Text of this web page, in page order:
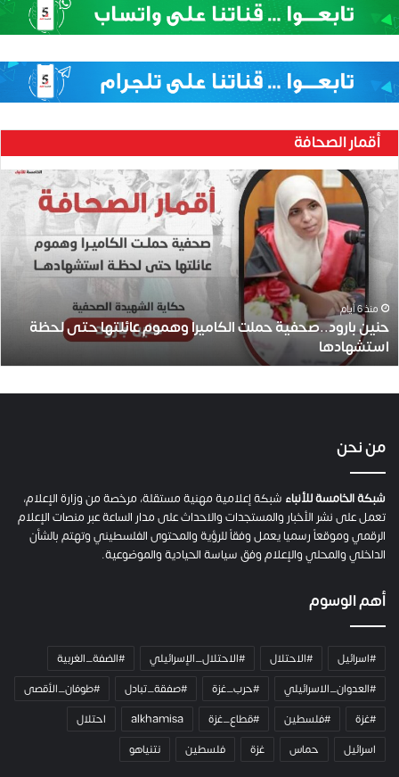
أقمار الصحافة
ح
ن
.
منذ 6 أيام
حنين بارود..صحفية حملت الكاميرا وهموم عائلتها حتى لحظة
استشهادها
من نحن
شبكة الخامسة للأنباء شبكة إعلامية مهنية مستقلة، مرخصة من وزارة الإعلام،
تعمل على نشر الأخبار والمستجدات والاحداث على مدار الساعة عبر منصات الإعلام
الرقمي وموقعاً رسميا يعمل وفقاً للرؤية والمحتوى الفلسطيني وتهتم بالشأن
الداخلي والمحلي والإعلام وفق سياسة الحيادية والموضوعية.
أهم الوسوم
#اسرائيل #الاحتلال #الاحتلال_الإسرائيلي
#الضفة_الغربية
#العدوان_الاسرائيلي
#حرب_غزة #صفقة_تبادل
#طوفان_الأقصى
#غزة
#فلسطين #قطاع_غزة alkhamisa
احتلال
اسرائيل
حماس غزة فلسطين نتنياهو